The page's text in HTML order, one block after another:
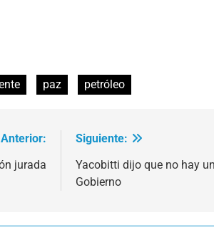
paz petróleo
Anterior:
jurada
Siguiente:
Yacobitti dijo que no hay
Gobierno